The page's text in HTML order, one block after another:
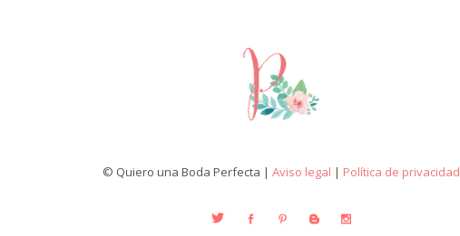
© Quiero una Boda Perfecta | Aviso legal | Política de privacidad